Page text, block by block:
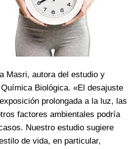
Masri, autora del estudio y
Biológica. «El desajuste
prolongada a la luz, las
factores ambientales podría
Nuestro estudio sugiere
de vida, en particular,